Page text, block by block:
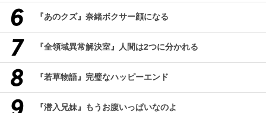
『あのクズ』奈緒ボクサー顔になる
『全領域異常解決室』人間は2つに分かれる
『若草物語』完璧なハッピーエンド
『潜入兄妹』もうお腹いっぱいなのよ